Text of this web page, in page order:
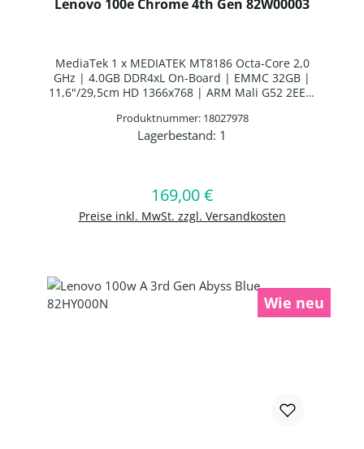
Lenovo 100e Chrome 4th Gen 82W00003
MediaTek 1 x MEDIATEK MT8186 Octa-Core 2,0
GHz | 4.0GB DDR4xL On-Board | EMMC 32GB |
11,6"/29,5cm HD 1366x768 | ARM Mali G52 2EE |
WLAN/Bluetooth Combo Chip | Bluetooth 5.1 |
UK Layout | 3 Zellen Interne Batterie | Google
Produktnummer: 18027978
Lagerbestand: 1
Regulärer Preis:
169,00 €
Preise inkl. MwSt. zzgl. Versandkosten
In den Warenkorb
Wie neu